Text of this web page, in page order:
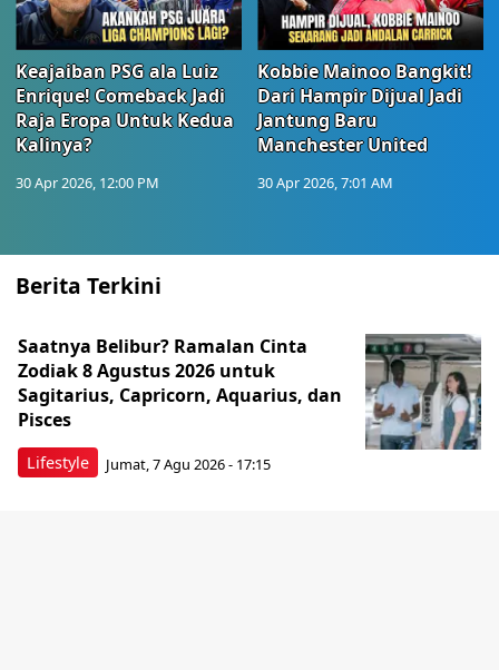
Keajaiban PSG ala Luiz
Enrique! Comeback Jadi
Raja Eropa Untuk Kedua
Kalinya?
30 Apr 2026, 12:00 PM
Kobbie Mainoo Bangkit!
Dari Hampir Dijual Jadi
Jantung Baru
Manchester United
30 Apr 2026, 7:01 AM
Berita Terkini
Lifestyle
Saatnya Belibur? Ramalan Cinta
Zodiak 8 Agustus 2026 untuk
Sagitarius, Capricorn, Aquarius, dan
Pisces
Jumat, 7 Agu 2026 - 17:15